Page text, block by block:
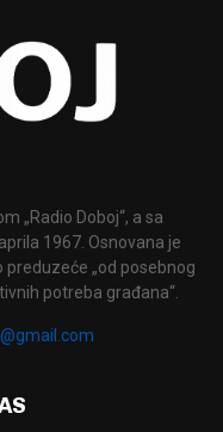
„Radio Doboj“, a sa
1967. Osnovana je
preduzeće „od posebnog
potreba građana“.